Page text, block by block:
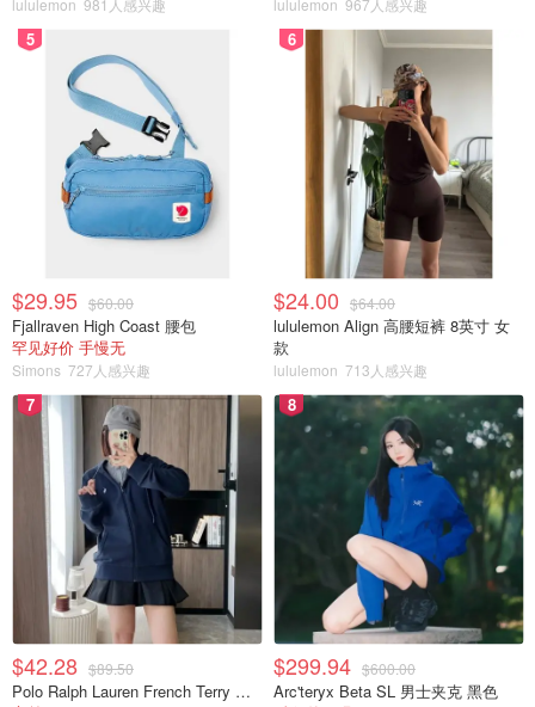
图片来自于Princess Cruises，版权属于原作者
当邮轮在海上、国际水域上或者其他有手机网络覆盖的地方
时，都是可以使用移动通讯服务的，所有的费用将由你的手
机网络运营商直接收取。
你的手机网络运营商必须与海事通信合作伙伴（MCP）或
无线海事服务（WMS）签订漫游协议，关于漫游收费详情
需要联系自己的运营商客服了解。
公主邮轮上提供优质的海上Wi-Fi服务MedallionNet Wi-Fi，
你可以在邮轮上刷视频、与家人朋友视频聊天，发短信图
片，分享海上假期的点点滴滴。Wi-Fi费用包含在Plus或
Premier升级邮轮套餐中。
7. 在邮轮上会无聊吗？
lululemon 981人感兴趣 lululemon 967人感兴趣
5
$29.95 $60.00
Fjallraven High Coast 腰包
罕见好价 手慢无
Simons 727人感兴趣
6
$24.00 $64.00
lululemon Align 高腰短裤 8英寸 女
款
lululemon 713人感兴趣
7
$42.28 $89.50
Polo Ralph Lauren French Terry 女童连帽卫衣 7-16码
8
$299.94 $600.00
Arc'teryx Beta SL 男士夹克 黑色